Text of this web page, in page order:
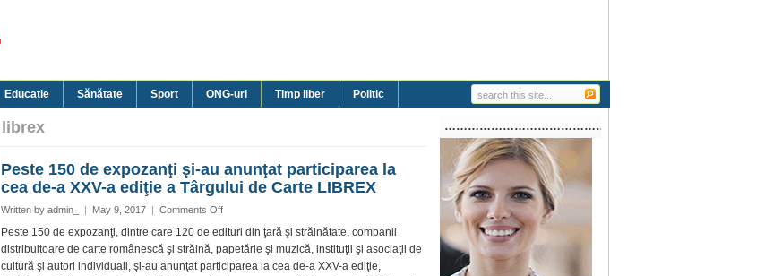
Educație Sănătate Sport ONG-uri Timp liber Politic
librex
Peste 150 de expozanţi şi-au anunţat participarea la
cea de-a XXV-a ediţie a Târgului de Carte LIBREX
Written by admin_ | May 9, 2017 | Comments Offon
150
de
expozanţi
Peste 150 de expozanţi, dintre care 120 de edituri din ţară şi străinătate, companii
distribuitoare de carte românescă şi străină, papetărie şi muzică, instituţii şi asociaţii de
cultură şi autori individuali, şi-au anunţat participarea la cea de-a XXV-a ediţie,
…………………………………………………..